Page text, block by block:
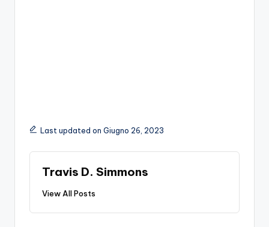
Last updated on Giugno 26, 2023
Travis D. Simmons
View All Posts